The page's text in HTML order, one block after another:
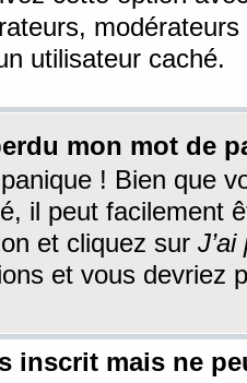
utilisateur caché.
mon mot de
! Bien que
il peut facilement
et cliquez sur
et vous devriez
inscrit mais ne